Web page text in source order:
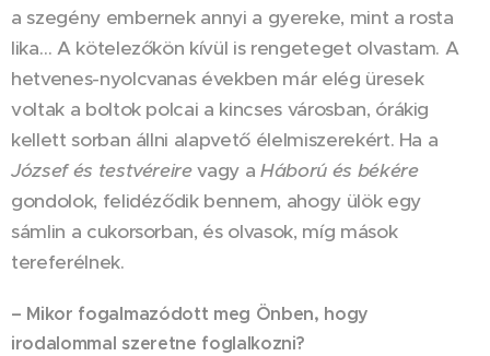
a szegény embernek annyi a gyereke, mint a rosta
lika… A kötelezőkön kívül is rengeteget olvastam. A
hetvenes-nyolcvanas években már elég üresek
voltak a boltok polcai a kincses városban, órákig
kellett sorban állni alapvető élelmiszerekért. Ha a
József és testvéreirevagy aHáború és békére
gondolok, felidéződik bennem, ahogy ülök egy
sámlin a cukorsorban, és olvasok, míg mások
tereferélnek.
– Mikor fogalmazódott meg Önben, hogy
irodalommal szeretne foglalkozni?